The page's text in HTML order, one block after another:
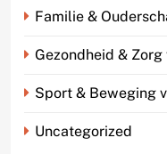
Familie &
Gezondheid &
Sport & Beweging
Uncategorized